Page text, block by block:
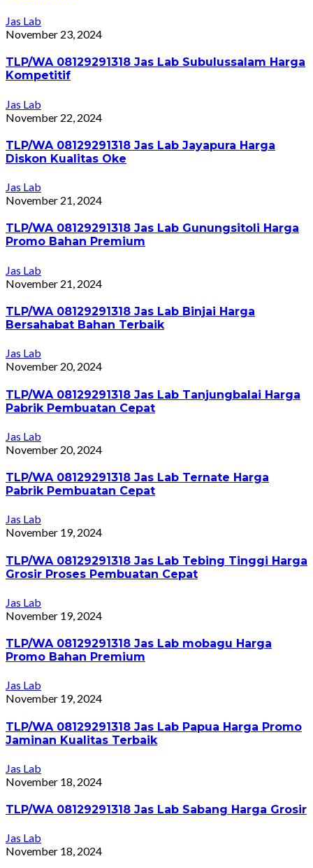
Jas Lab
November 23, 2024
TLP/WA 08129291318 Jas Lab Subulussalam Harga
Kompetitif
Jas Lab
November 22, 2024
TLP/WA 08129291318 Jas Lab Jayapura Harga
Diskon Kualitas Oke
Jas Lab
November 21, 2024
TLP/WA 08129291318 Jas Lab Gunungsitoli Harga
Promo Bahan Premium
Jas Lab
November 21, 2024
TLP/WA 08129291318 Jas Lab Binjai Harga
Bersahabat Bahan Terbaik
Jas Lab
November 20, 2024
TLP/WA 08129291318 Jas Lab Tanjungbalai Harga
Pabrik Pembuatan Cepat
Jas Lab
November 20, 2024
TLP/WA 08129291318 Jas Lab Ternate Harga
Pabrik Pembuatan Cepat
Jas Lab
November 19, 2024
TLP/WA 08129291318 Jas Lab Tebing Tinggi Harga
Grosir Proses Pembuatan Cepat
Jas Lab
November 19, 2024
TLP/WA 08129291318 Jas Lab mobagu Harga
Promo Bahan Premium
Jas Lab
November 19, 2024
TLP/WA 08129291318 Jas Lab Papua Harga Promo
Jaminan Kualitas Terbaik
Jas Lab
November 18, 2024
TLP/WA 08129291318 Jas Lab Sabang Harga Grosir
Jas Lab
November 18, 2024